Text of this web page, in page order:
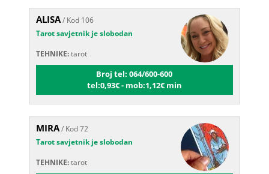
ALISA/ Kod 106
Tarot savjetnik je slobodan
TEHNIKE:tarot
tel:0,93€ - mob:1,12€ min
MIRA/ Kod 72
Tarot savjetnik je slobodan
TEHNIKE:tarot